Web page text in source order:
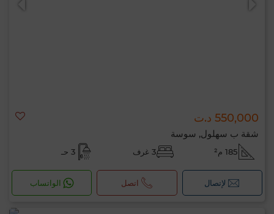
550,000 د.ت
شقة ب سهلول, سوسة
185 م² 3 غرف 3 حـ
لإتصال اتصل الواتساب